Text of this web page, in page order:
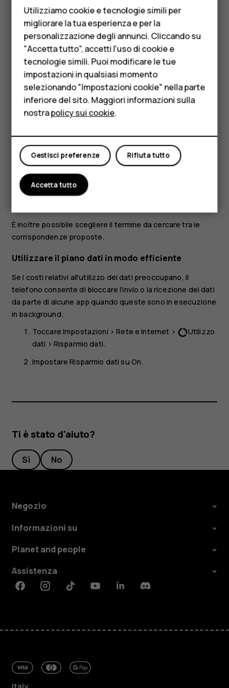
Telefoni per anziani
Accessori
HMD Terra M
Per le imprese
Tablet
Negozio
Il mio account
Chiudere una scheda
In Chrome
Toccare la casella accanto alla barra degli indirizzi.
ToccareXsulla scheda da chiudere.
Cercare sul Web
Con Ricerca Google è possibile esplorare il Web e il mondo
cercare.
In Chrome
Scrivere la parola da cercare nella casella di ricerca.
È inoltre possibile scegliere il termine da cercare tra le
corrispondenze proposte.
Utilizzare il piano dati in modo efficiente
Se i costi relativi all’utilizzo dei dati preoccupano, il
telefono consente di bloccare l’invio o la ricezione dei dati
da parte di alcune app quando queste sono in esecuzione
in background.
ToccareImpostazioni >Rete e Internet > data_usageUtilizzo
dati > Risparmio dati.
ImpostareRisparmio dati su On.
Ti è stato d'aiuto?
Sì No
Negozio
Informazioni su
Planet and people
Assistenza
FacebookInstagramTiktokYoutubeLinkedinDiscord
Utilizziamo cookie e tecnologie simili per
migliorare la tua esperienza e per la
personalizzazione degli annunci. Cliccando su
"Accetta tutto", accetti l'uso di cookie e
tecnologie simili. Puoi modificare le tue
impostazioni in qualsiasi momento
selezionando "Impostazioni cookie" nella parte
inferiore del sito. Maggiori informazioni sulla
nostrapolicy sui cookie.
Rifiuta tutto
Gestisci preferenze
Accetta tutto